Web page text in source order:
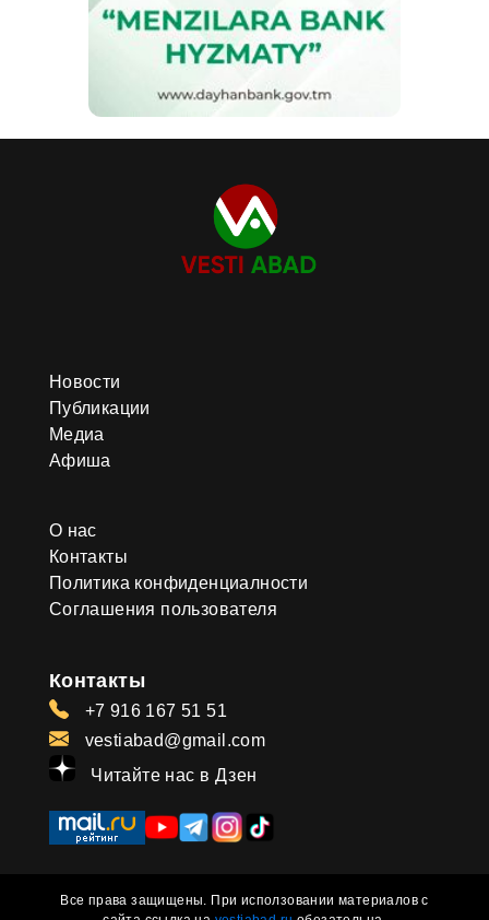
Новости
Публикации
Медиа
Афиша
О нас
Контакты
Политика конфиденциалности
Соглашения пользователя
Контакты
+7 916 167 51 51
vestiabad@gmail.com
Читайте нас в Дзен
Все права защищены. При исползовании материалов с